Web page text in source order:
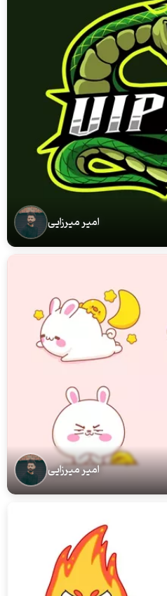
امیر میرزایی
امیر میرزایی